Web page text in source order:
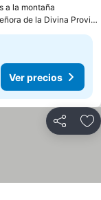
a la montaña
a 3.0 km de: Nuestra Señora de la Divina Providencia
Ver precios
Compartir